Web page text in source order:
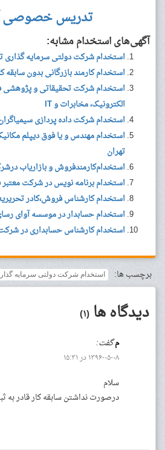
تدریس خصوصی
آگهی‌های استخدام مشابه:
استخدام شرکت دولتی سرمایه گذاری
استخدام کارمند بازرگانی بدون سابقه
استخدام شرکت تحقیقاتی و پژوهشی
الکترونیک، مخابرات و IT
استخدام شرکت داده پردازی
استخدام مهندس و یا فوق دیپلم
تهران
استخدام‌کارمندفروش و بازاریاب
استخدام برنامه نویس در شرکت معتبر
استخدام کارشناس فروش،کادر
استخدام حسابدار در موسسه آوای
استخدام کارشناس حسابداری در شرکت
برچسب ها: استخدام شرکت دولتی سرمایه
دیدگاه ها (۱)
مگفت:
۱۳۹۶-۰۵-۰۸ در ۱۵:۳۱
سلام
درصورت نداشتن سابقه کار قادر به